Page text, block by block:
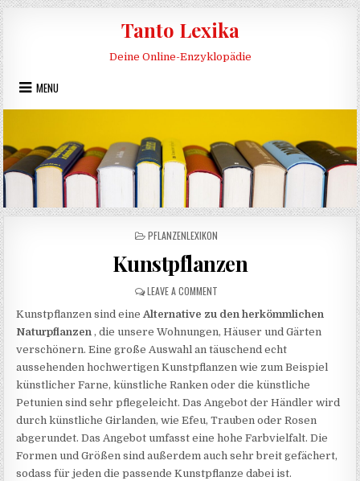
Skip to content
Tanto Lexika
Deine Online-Enzyklopädie
MENU
POSTED IN
PFLANZENLEXIKON
Kunstpflanzen
LEAVE A COMMENTON KUNSTPFLANZEN
Kunstpflanzen sind eineAlternative zu den herkömmlichen
Naturpflanzen, die unsere Wohnungen, Häuser und Gärten
verschönern. Eine große Auswahl an täuschend echt
aussehenden hochwertigen Kunstpflanzen wie zum Beispiel
künstlicher Farne, künstliche Ranken oder die künstliche
Petunien sind sehr pflegeleicht. Das Angebot der Händler wird
durch künstliche Girlanden, wie Efeu, Trauben oder Rosen
abgerundet. Das Angebot umfasst eine hohe Farbvielfalt. Die
Formen und Größen sind außerdem auch sehr breit gefächert,
sodass für jeden die passende Kunstpflanze dabei ist.